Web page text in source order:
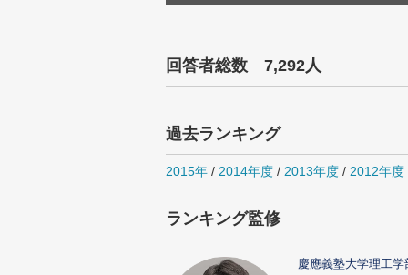
回答者総数 7,292人
過去ランキング
2015年 / 2014年度 / 2013年度 / 2012年度
ランキング監修
慶應義塾大学理工